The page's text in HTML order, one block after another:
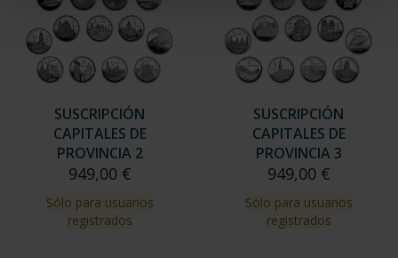
SUSCRIPCIÓN
CAPITALES DE
PROVINCIA 2
949,00 €
Sólo para usuarios
registrados
SUSCRIPCIÓN
CAPITALES DE
PROVINCIA 3
949,00 €
Sólo para usuarios
registrados